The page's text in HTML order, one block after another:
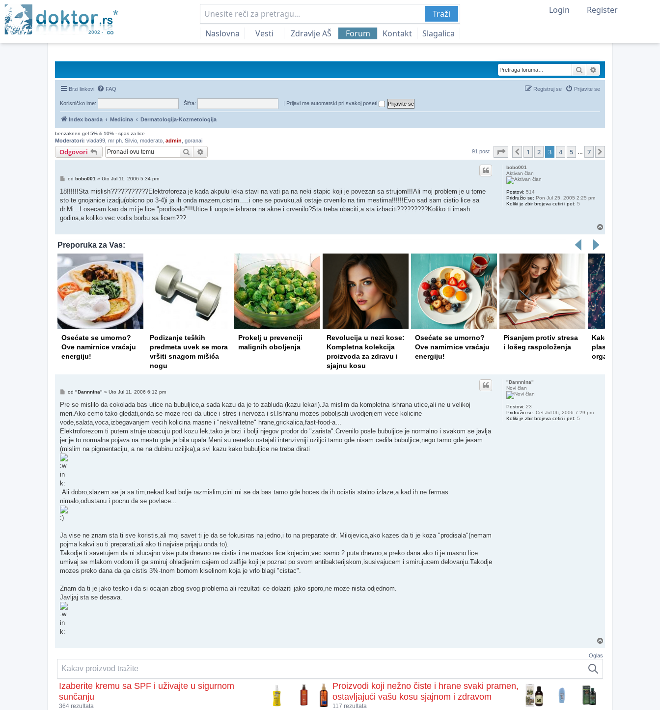
Traži
Naslovna
Vesti Zdravlje AŠ Forum Kontakt Slagalica
Login Register
Pretraga
Brzi linkovi FAQ Prijavite se
Registruj se
Korisničko ime: Šifra: | Prijavi me automatski pri svakoj poseti
Index boarda Medicina Dermatologija-Kozmetologija
benzaknen gel 5% ili 10% - spas za lice
Moderatori: vlada99 mr ph. Silvio moderato admin goranai
Odgovori Pretraga 91 post Stranica od 7
Prethodni
1 2 3 4 5 7
bobo001
Aktivan član
Postovi: 514
Pridružio se: Pon Jul 25, 2005 2:25 pm
Koliki je zbir brojeva cetiri i pet: 5
Post
od bobo001 » Uto Jul 11, 2006 5:34 pm
18!!!!!!Sta mislish???????????Elektroforeza je kada akpulu leka stavi na vati pa na neki stapic koji je povezan sa strujom!!!Ali moj problem je u tome
sto te gnojanice izadju(obicno po 3-4)i ja ih onda mazem,cistim.....i one se povuku,ali ostaje crvenilo na tim mestima!!!!!!Evo sad sam cistio lice sa
dr.Mi...I osecam kao da mi je lice "prodisalo"!!!Utice li uopste ishrana na akne i crvenilo?Sta treba ubaciti,a sta izbaciti?????????Koliko ti imash
godina,a koliko vec vodis borbu sa licem???
Preporuka za Vas:
Osećate se umorno?
Ove namirnice vraćaju
energiju!
Podizanje teških
predmeta uvek se mora
vršiti snagom mišića
nogu
Prokelj u prevenciji
malignih oboljenja
Revolucija u nezi kose:
Kompletna kolekcija
proizvoda za zdravu i
sjajnu kosu
Osećate se umorno?
Ove namirnice vraćaju
energiju!
Pisanjem protiv stresa
i lošeg raspoloženja
Kako mikro i nano
plastika utiču na
organizam
"Dannnina"
Novi član
Postovi: 23
Pridružio se: Čet Jul 06, 2006 7:29 pm
Koliki je zbir brojeva cetiri i pet: 5
Post
od "Dannnina" » Uto Jul 11, 2006 6:12 pm
Pre se mislilo da cokolada bas utice na bubuljice,a sada kazu da je to zabluda (kazu lekari).Ja mislim da kompletna ishrana utice,ali ne u velikoj
meri.Ako cemo tako gledati,onda se moze reci da utice i stres i nervoza i sl.Ishranu mozes poboljsati uvodjenjem vece kolicine
vode,salata,voca,izbegavanjem vecih kolicina masne i "nekvalitetne" hrane,grickalica,fast-food-a...
Elektroforezom ti putem struje ubacuju pod kozu lek,tako je brzi i bolji njegov prodor do "zarista".Crvenilo posle bubuljice je normalno i svakom se javlja
jer je to normalna pojava na mestu gde je bila upala.Meni su neretko ostajali intenzivniji oziljci tamo gde nisam cedila bubuljice,nego tamo gde jesam
(mislim na pigmentaciju, a ne na dubinu oziljka),a svi kazu kako bubuljice ne treba dirati
.Ali dobro,slazem se ja sa tim,nekad kad bolje razmislim,cini mi se da bas tamo gde hoces da ih ocistis stalno izlaze,a kad ih ne fermas
nimalo,odustanu i pocnu da se povlace...
Ja vise ne znam sta ti sve koristis,ali moj savet ti je da se fokusiras na jedno,i to na preparate dr. Milojevica,ako kazes da ti je koza "prodisala"(nemam
pojma kakvi su ti preparati,ali ako ti najvise prijaju onda to).
Takodje ti savetujem da ni slucajno vise puta dnevno ne cistis i ne mackas lice kojecim,vec samo 2 puta dnevno,a preko dana ako ti je masno lice
umivaj se mlakom vodom ili ga smiruj ohladjenim cajem od zalfije koji je poznat po svom antibakterijskom,isusivajucem i smirujucem delovanju.Takodje
mozes preko dana da ga cistis 3%-tnom bornom kiselinom koja je vrlo blagi "cistac".
Znam da ti je jako tesko i da si ocajan zbog svog problema ali rezultati ce dolaziti jako sporo,ne moze nista odjednom.
Javljaj sta se desava.
Oglas
Izaberite kremu sa SPF i uživajte u sigurnom
sunčanju
364 rezultata
Proizvodi koji nežno čiste i hrane svaki pramen,
ostavljajući vašu kosu sjajnom i zdravom
117 rezultata